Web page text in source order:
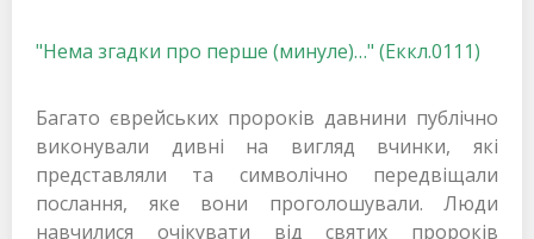
"Нема згадки про перше (минуле)…" (Eккл.0111)
Багато єврейських пророків давнини публічно
виконували дивні на вигляд вчинки, які
представляли та символічно передвіщали
послання, яке вони проголошували. Люди
навчилися очікувати від святих пророків